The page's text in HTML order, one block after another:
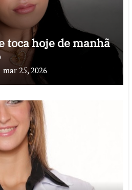
toca hoje de manhã
mar 25, 2026